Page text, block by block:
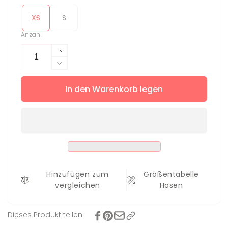
XS S
Anzahl
Erhöhe
die
Menge
für
Verringere
die
Menge
für
In den Warenkorb legen
Hinzufügen zum
vergleichen
Größentabelle
Hosen
Dieses Produkt teilen